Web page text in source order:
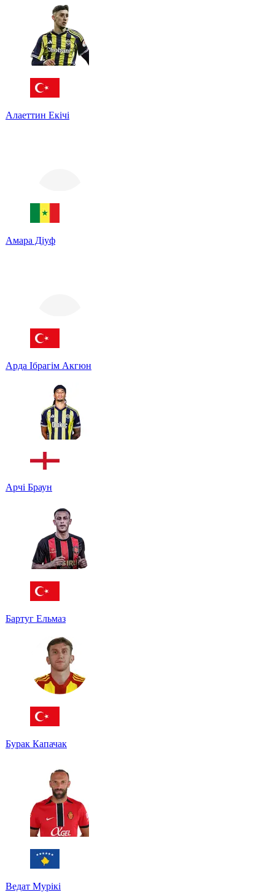
Алаеттин Екічі
Амара Діуф
Арда Ібрагім Акгюн
Арчі Браун
Бартуг Ельмаз
Бурак Капачак
Ведат Мурікі